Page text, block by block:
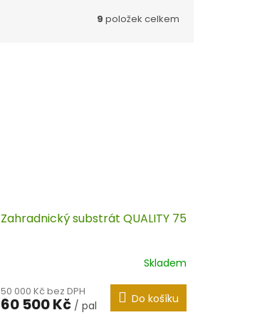
9 položek celkem
Zahradnický substrát QUALITY 75
Skladem
50 000 Kč bez DPH
60 500 Kč / pal Do košíku